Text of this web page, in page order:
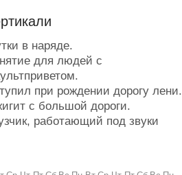
мочала.
научным языком.
умеющий сам строгать себе
от души.
захватчик русской
в наряде.
для людей с
при рождении дорогу лени.
с большой дороги.
работающий под звуки